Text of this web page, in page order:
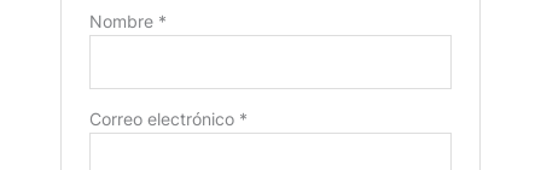
Nombre *
Correo electrónico *